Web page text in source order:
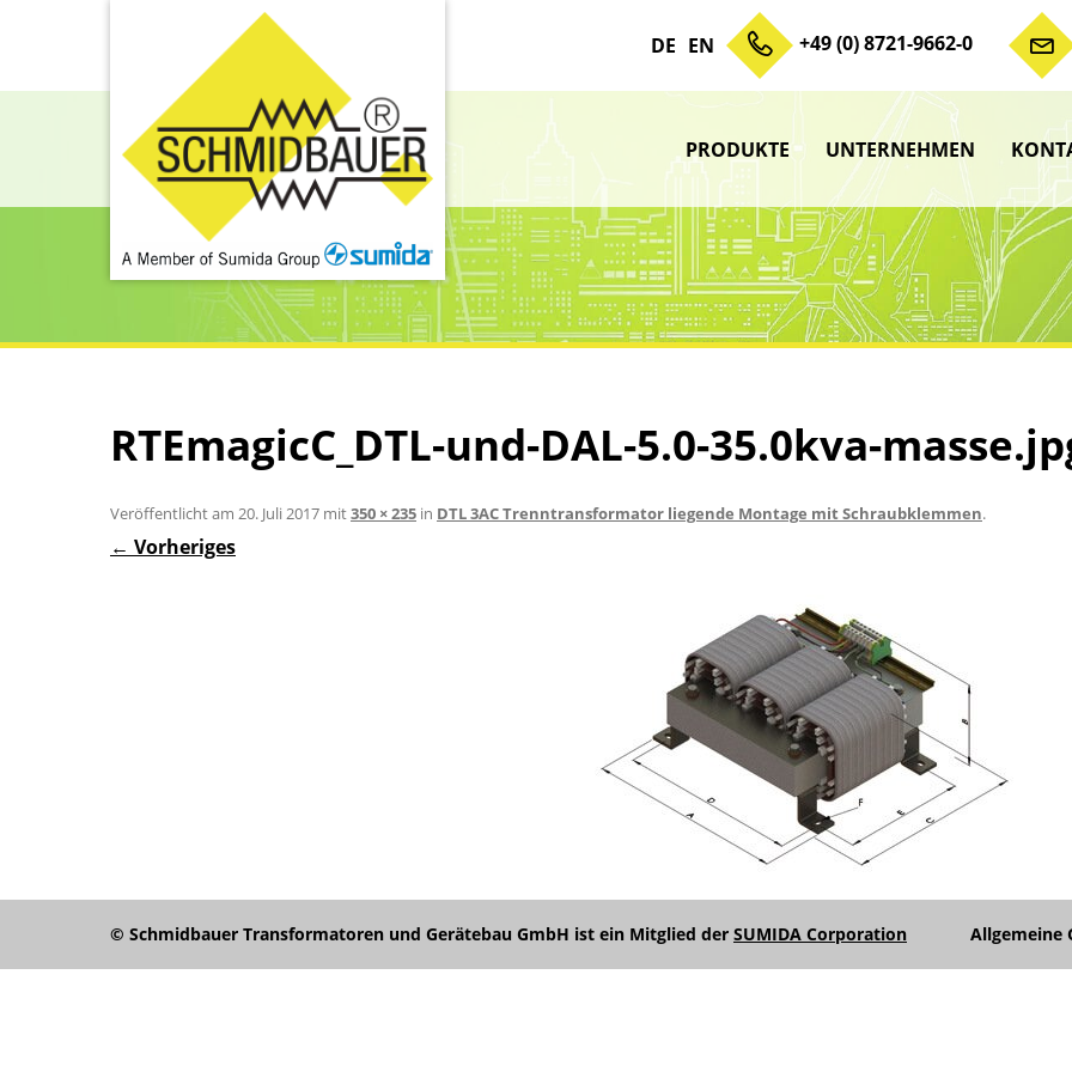
DE EN +49 (0) 8721-9662-0
Zum Inhalt springen
PRODUKTE
anzeigen
anzeigen
Untermenü
anzeigen
UNTERNEHMEN
RTEmagicC_DTL-und-DAL-5.0-35.0kva-
Veröffentlicht am 20. Juli 2017 mit350 × 235 in DTL 3AC Trenntransformator liegende Montage mit Schraubklemmen.
← Vorheriges
© Schmidbauer Transformatoren und Gerätebau GmbH ist ein Mitglied der SUMIDA Corporation Allgemeine